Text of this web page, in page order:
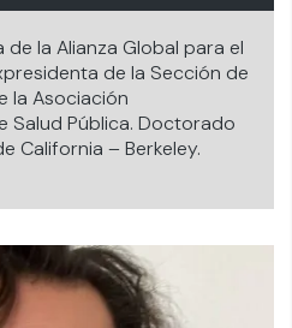
la Alianza Global para el
de la Sección de
la Asociación
Pública. Doctorado
California – Berkeley.